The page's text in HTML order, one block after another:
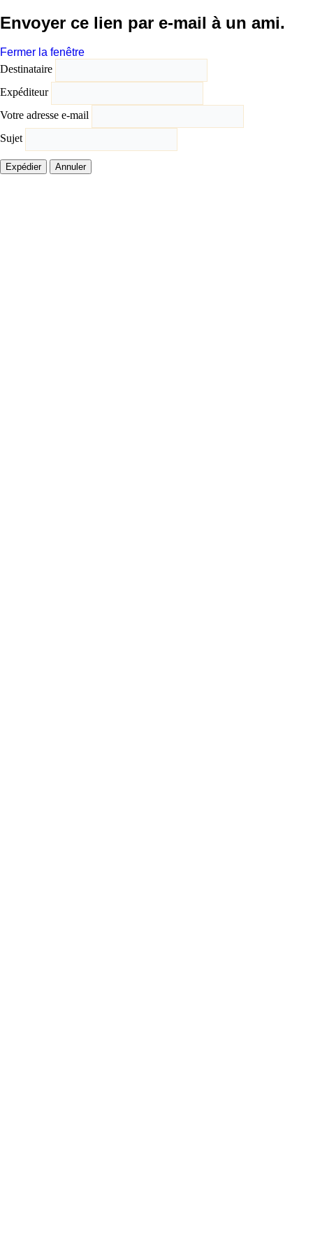
Envoyer ce lien par e-mail à un ami.
Fermer la fenêtre
Destinataire
Expéditeur
Votre adresse e-mail
Sujet
Expédier Annuler